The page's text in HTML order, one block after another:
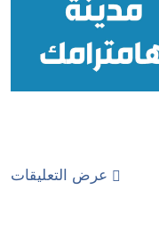
عرض التعليقات